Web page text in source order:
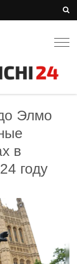
Элмо
в
году